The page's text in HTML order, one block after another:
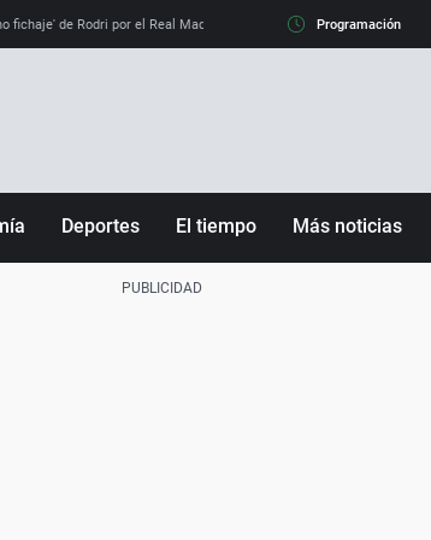
fichaje' de Rodri por el Real Madrid y su 'sí' al Barça La llamada
Programación
Deportes El tiempo Más noticias